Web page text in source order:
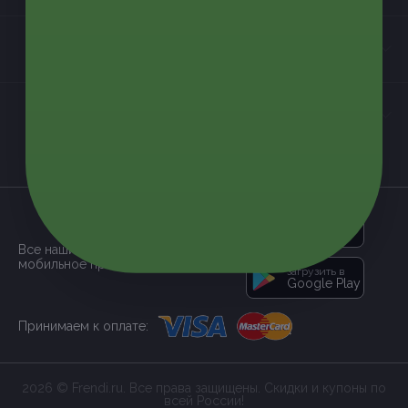
Все наши купоны доступны через
мобильное приложение:
загрузить в
Google Play
Принимаем к оплате:
2026 © Frendi.ru. Все права защищены. Скидки и купоны по
всей России!